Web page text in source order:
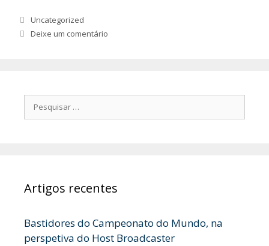
Categorias
Uncategorized
Deixe um comentário
Pesquisar
por:
Artigos recentes
Bastidores do Campeonato do Mundo, na
perspetiva do Host Broadcaster